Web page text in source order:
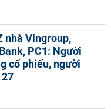
nhà Vingroup,
PC1: Người
cổ phiếu, người